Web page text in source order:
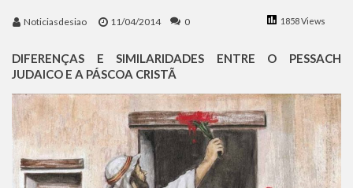
Benjamin Netanyahu faz discurso impactante no Congresso da JNS 2026
Noticiasdesiao 11/04/2014 1858 Views
0
DIFERENÇAS E SIMILARIDADES ENTRE O PESSACH
JUDAICO E A PÁSCOA CRISTÃ